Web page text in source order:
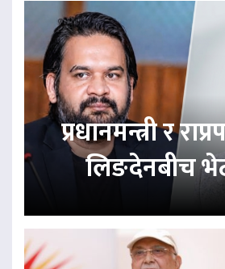
प्रधानमन्त्री र
लिङदेनबीच